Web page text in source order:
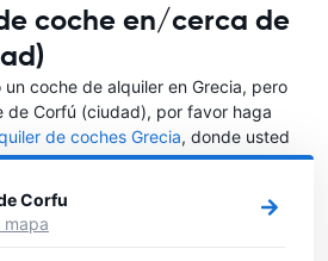
coche en/cerca de
coche de alquiler en Grecia, pero
de Corfú (ciudad), por favor haga
de coches Grecia, donde usted
de Grecia desea alquilar un coche.
Corfu
mapa